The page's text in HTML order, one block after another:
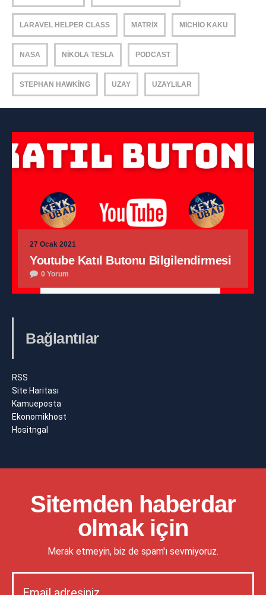
LARAVEL HELPER CLASS MATRIX MICHIO KAKU
NASA NIKOLA TESLA PODCAST
STEPHAN HAWKING UZAY UZAYLILAR
27 Ocak 2021
Youtube Katıl Butonu Bilgilendirmesi
0 Yorum
Bağlantılar
RSS
Site Haritası
Kamueposta
Ekonomikhost
Hositngal
Sitemden haberdar
olmak için
Merak etmeyin, biz de spam'ı sevmiyoruz.